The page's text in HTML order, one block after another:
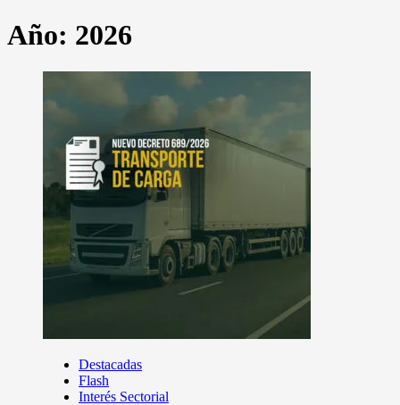
Año: 2026
Destacadas
Flash
Interés Sectorial